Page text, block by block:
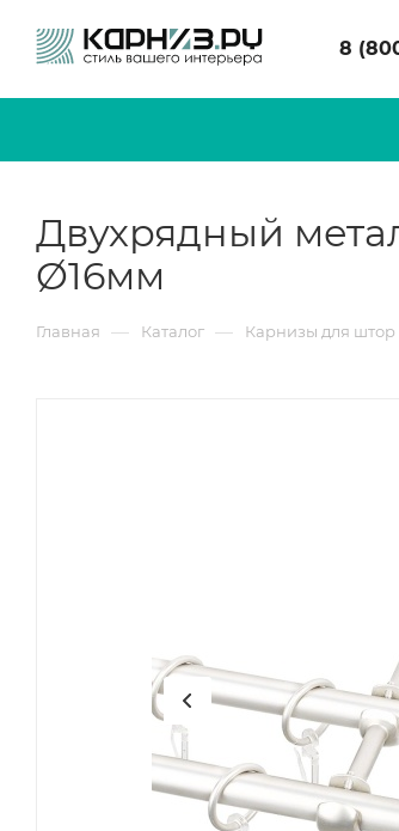
8
Двухрядный
Ø16мм
Главная — Каталог — Карнизы для штор